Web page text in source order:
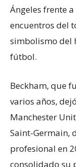
Ángeles frente
encuentros del
simbolismo del
fútbol.
Beckham, que
varios años,
Manchester
Saint-Germain,
profesional en
consolidado su